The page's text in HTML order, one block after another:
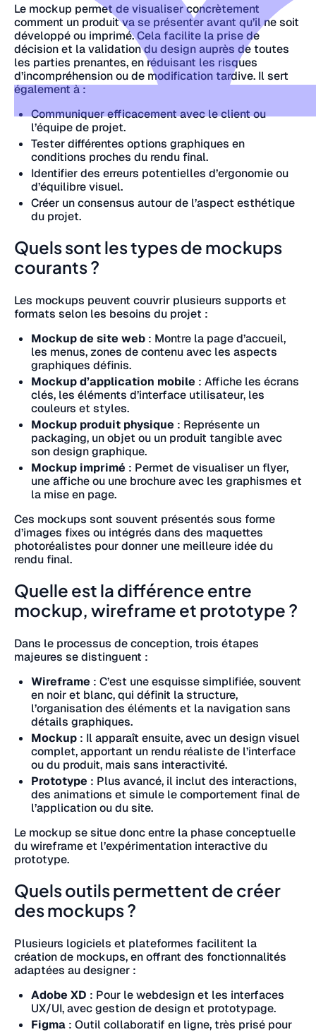
Le mockup permet de visualiser concrètement
comment un produit va se présenter avant qu’il ne soit
développé ou imprimé. Cela facilite la prise de
décision et la validation du design auprès de toutes
les parties prenantes, en réduisant les risques
d’incompréhension ou de modification tardive. Il sert
également à :
Communiquer efficacement avec le client ou
l’équipe de projet.
Tester différentes options graphiques en
conditions proches du rendu final.
Identifier des erreurs potentielles d’ergonomie ou
d’équilibre visuel.
Créer un consensus autour de l’aspect esthétique
du projet.
Quels sont les types de mockups
courants ?
Les mockups peuvent couvrir plusieurs supports et
formats selon les besoins du projet :
Mockup de site web : Montre la page d’accueil,
les menus, zones de contenu avec les aspects
graphiques définis.
Mockup d’application mobile : Affiche les écrans
clés, les éléments d’interface utilisateur, les
couleurs et styles.
Mockup produit physique : Représente un
packaging, un objet ou un produit tangible avec
son design graphique.
Mockup imprimé : Permet de visualiser un flyer,
une affiche ou une brochure avec les graphismes et
la mise en page.
Ces mockups sont souvent présentés sous forme
d’images fixes ou intégrés dans des maquettes
photoréalistes pour donner une meilleure idée du
rendu final.
Quelle est la différence entre
mockup, wireframe et prototype ?
Dans le processus de conception, trois étapes
majeures se distinguent :
Wireframe : C’est une esquisse simplifiée, souvent
en noir et blanc, qui définit la structure,
l’organisation des éléments et la navigation sans
détails graphiques.
Mockup : Il apparaît ensuite, avec un design visuel
complet, apportant un rendu réaliste de l’interface
ou du produit, mais sans interactivité.
Prototype : Plus avancé, il inclut des interactions,
des animations et simule le comportement final de
l’application ou du site.
Le mockup se situe donc entre la phase conceptuelle
du wireframe et l’expérimentation interactive du
prototype.
Quels outils permettent de créer
des mockups ?
Plusieurs logiciels et plateformes facilitent la
création de mockups, en offrant des fonctionnalités
adaptées au designer :
Adobe XD : Pour le webdesign et les interfaces
UX/UI, avec gestion de design et prototypage.
Figma : Outil collaboratif en ligne, très prisé pour